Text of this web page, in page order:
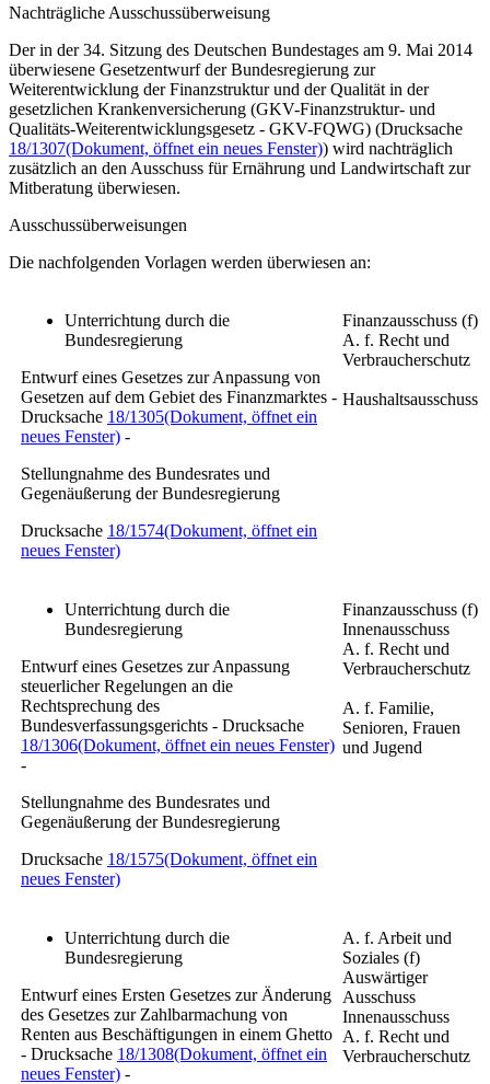
Nachträgliche Ausschussüberweisung
Der in der 34. Sitzung des Deutschen Bundestages am 9. Mai 2014
überwiesene Gesetzentwurf der Bundesregierung zur
Weiterentwicklung der Finanzstruktur und der Qualität in der
gesetzlichen Krankenversicherung (GKV-Finanzstruktur- und
Qualitäts-Weiterentwicklungsgesetz - GKV-FQWG) (Drucksache
18/1307(Dokument, öffnet ein neues Fenster)) wird nachträglich
zusätzlich an den Ausschuss für Ernährung und Landwirtschaft zur
Mitberatung überwiesen.
Ausschussüberweisungen
Die nachfolgenden Vorlagen werden überwiesen an:
Unterrichtung durch die
Bundesregierung
Entwurf eines Gesetzes zur Anpassung von
Gesetzen auf dem Gebiet des Finanzmarktes -
Drucksache 18/1305(Dokument, öffnet ein
neues Fenster) -
Stellungnahme des Bundesrates und
Gegenäußerung der Bundesregierung
Drucksache 18/1574(Dokument, öffnet ein
neues Fenster)
Finanzausschuss (f)
A. f. Recht und
Verbraucherschutz
Haushaltsausschuss
Unterrichtung durch die
Bundesregierung
Entwurf eines Gesetzes zur Anpassung
steuerlicher Regelungen an die
Rechtsprechung des
Bundesverfassungsgerichts - Drucksache
18/1306(Dokument, öffnet ein neues Fenster)
-
Stellungnahme des Bundesrates und
Gegenäußerung der Bundesregierung
Drucksache 18/1575(Dokument, öffnet ein
neues Fenster)
Finanzausschuss (f)
Innenausschuss
A. f. Recht und
Verbraucherschutz
A. f. Familie,
Senioren, Frauen
und Jugend
Unterrichtung durch die
Bundesregierung
Entwurf eines Ersten Gesetzes zur Änderung
des Gesetzes zur Zahlbarmachung von
Renten aus Beschäftigungen in einem Ghetto
- Drucksache 18/1308(Dokument, öffnet ein
neues Fenster) -
A. f. Arbeit und
Soziales (f)
Auswärtiger
Ausschuss
Innenausschuss
A. f. Recht und
Verbraucherschutz